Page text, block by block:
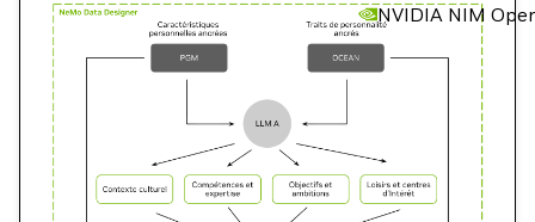
NVIDIA NIM